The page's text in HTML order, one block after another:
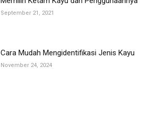
September 21, 2021
Cara Mudah Mengidentifikasi Jenis Kayu
November 24, 2024